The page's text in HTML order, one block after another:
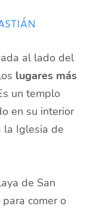
al lado del
lugares más
un templo
en su interior
la Iglesia de
de San
para comer o